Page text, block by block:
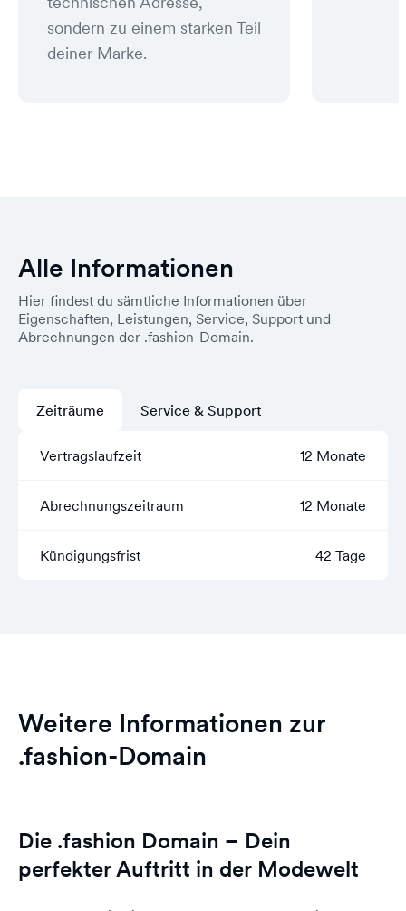
sondern zu einem starken Teil
deiner Marke.
Alle Informationen
Hier findest du sämtliche Informationen über
Eigenschaften, Leistungen, Service, Support und
Abrechnungen der .fashion-Domain.
Zeiträume
Vertragslaufzeit 12 Monate
Abrechnungszeitraum 12 Monate
Kündigungsfrist 42 Tage
Service & Support
Weitere Informationen zur
.fashion-Domain
Die .fashion Domain – Dein
perfekter Auftritt in der Modewelt